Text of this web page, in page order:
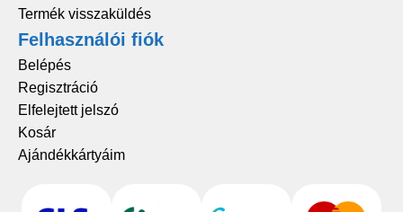
Termék visszaküldés
Felhasználói fiók
Belépés
Regisztráció
Elfelejtett jelszó
Kosár
Ajándékkártyáim